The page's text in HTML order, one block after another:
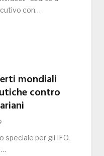
con…
mondiali
contro
speciale per gli IFO,